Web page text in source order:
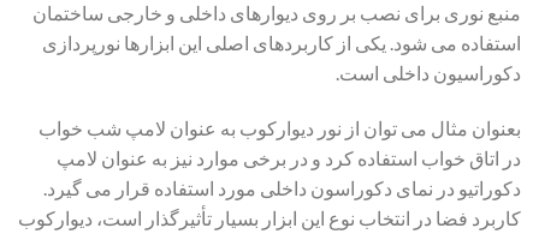
منبع نوری برای نصب بر روی دیوارهای داخلی و خارجی ساختمان
استفاده می ‌شود. یکی از کاربردهای اصلی این ابزارها نورپردازی
دکوراسیون داخلی است.
بعنوان مثال می توان از نور دیوارکوب به عنوان لامپ شب خواب
در اتاق خواب استفاده کرد و در برخی موارد نیز به عنوان لامپ
دکوراتیو در نمای دکوراسون داخلی مورد استفاده قرار می گیرد.
کاربرد فضا در انتخاب نوع این ابزار بسیار تأثیرگذار است، دیوارکوب